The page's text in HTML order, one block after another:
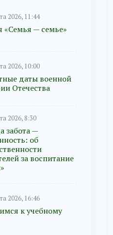
2026, 11:44
«Семья — семье»
2026, 10:00
даты военной
Отечества
2026, 8:30
забота —
об
за воспитание
2026, 16:46
к учебному